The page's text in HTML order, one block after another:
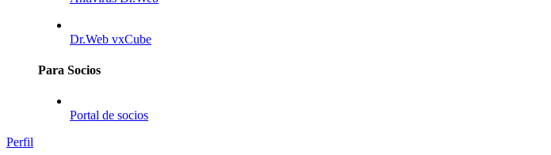
Dr.Web vxCube
Para Socios
Portal de socios
Perfil